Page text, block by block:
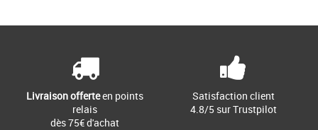
Livraison offerteen points
relais
dès 75€ d'achat
Satisfaction client
4.8/5 sur Trustpilot